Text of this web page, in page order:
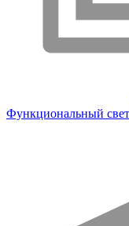
Функциональный свет